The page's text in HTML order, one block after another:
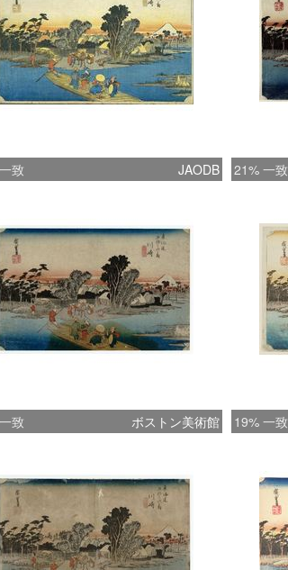
致 JAODB 21% 一致
致 ボストン美術館 19% 一致